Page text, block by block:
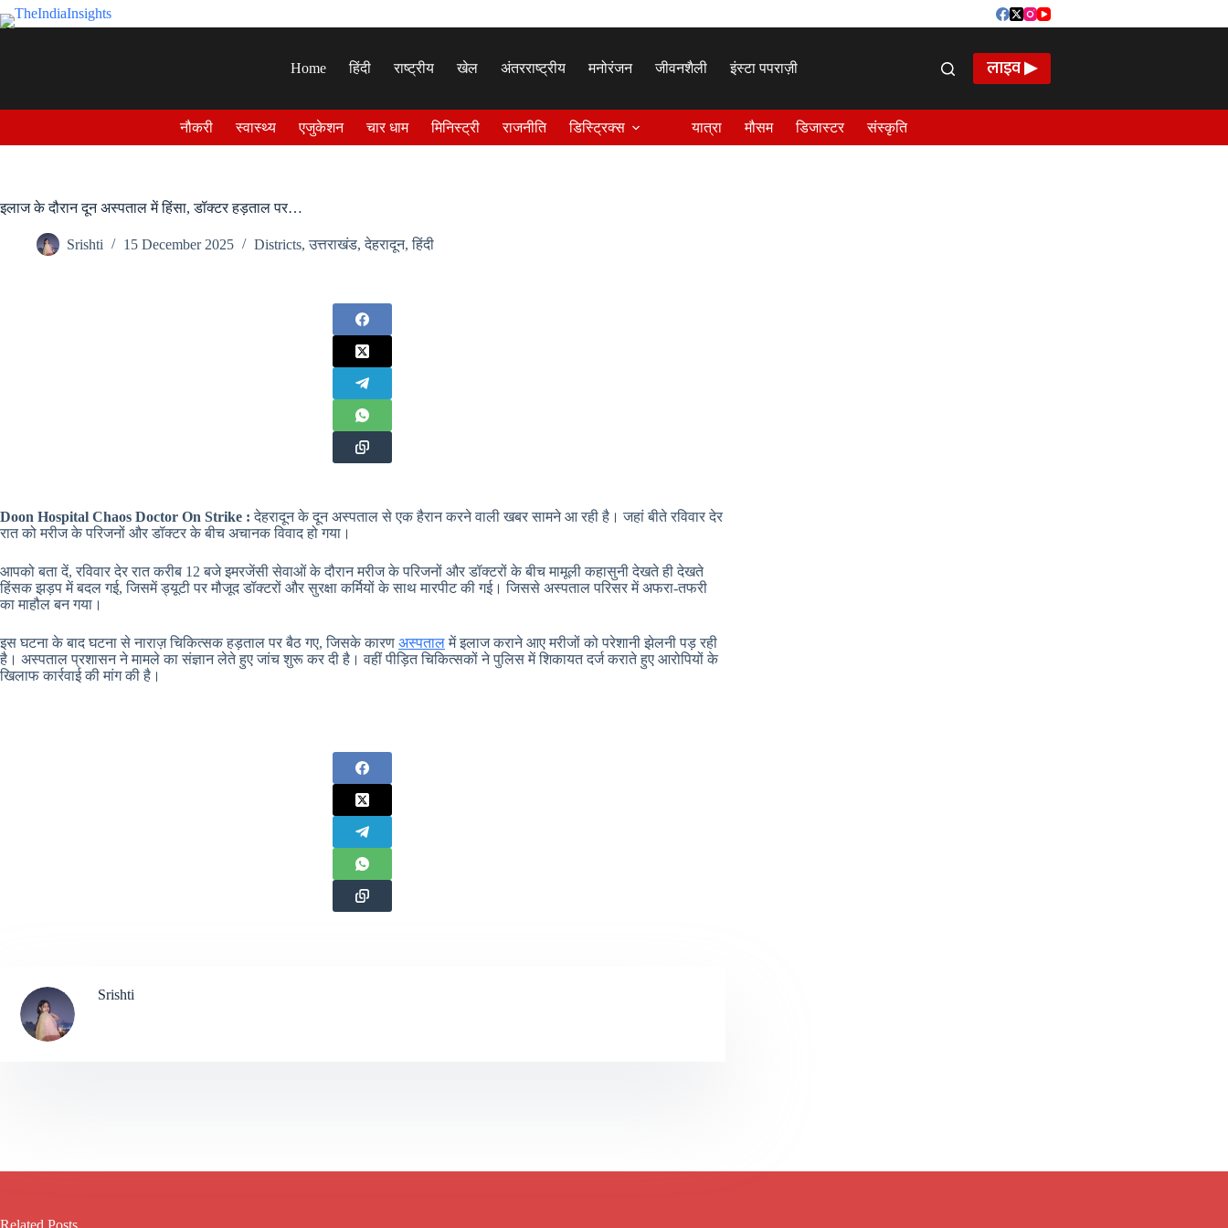
Skip
to
Home
हिंदी राष्ट्रीय खेल अंतरराष्ट्रीय मनोरंजन जीवनशैली इंस्टा पपराज़ी लाइव ▶
नौकरी स्वास्थ्य एजुकेशन चार धाम मिनिस्ट्री राजनीति डिस्ट्रिक्स यात्रा मौसम डिजास्टर संस्कृति
इलाज के दौरान दून अस्पताल में हिंसा, डॉक्टर हड़ताल पर…
Srishti 15 December 2025 Districts,उत्तराखंड,देहरादून,हिंदी
Doon Hospital Chaos Doctor On Strike : देहरादून के दून अस्पताल से एक हैरान करने वाली खबर सामने आ रही है। जहां बीते रविवार देर
रात को मरीज के परिजनों और डॉक्टर के बीच अचानक विवाद हो गया।
आपको बता दें, रविवार देर रात करीब 12 बजे इमरजेंसी सेवाओं के दौरान मरीज के परिजनों और डॉक्टरों के बीच मामूली कहासुनी देखते ही देखते
हिंसक झड़प में बदल गई, जिसमें ड्यूटी पर मौजूद डॉक्टरों और सुरक्षा कर्मियों के साथ मारपीट की गई। जिससे अस्पताल परिसर में अफरा-तफरी
का माहौल बन गया।
इस घटना के बाद घटना से नाराज़ चिकित्सक हड़ताल पर बैठ गए, जिसके कारण अस्पतालमें इलाज कराने आए मरीजों को परेशानी झेलनी पड़ रही
है। अस्पताल प्रशासन ने मामले का संज्ञान लेते हुए जांच शुरू कर दी है। वहीं पीड़ित चिकित्सकों ने पुलिस में शिकायत दर्ज कराते हुए आरोपियों के
खिलाफ कार्रवाई की मांग की है।
Srishti
Related Posts